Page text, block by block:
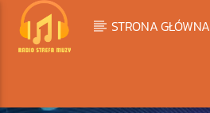
STRONA GŁÓWNA